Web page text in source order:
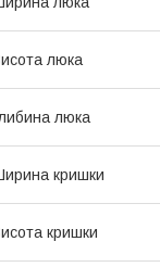
люка
люка
кришки
кришки